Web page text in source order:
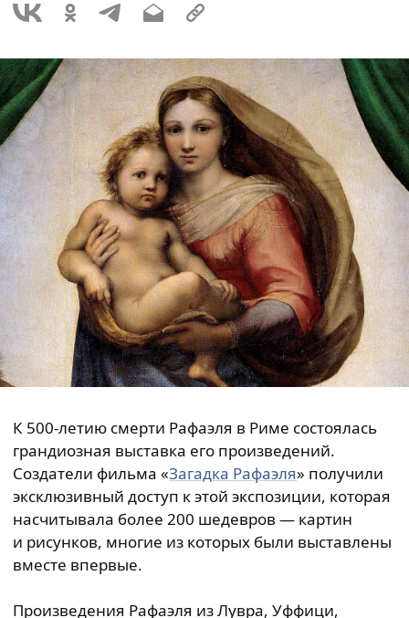
К 500-летию смерти Рафаэля в Риме состоялась
грандиозная выставка его произведений.
Создатели фильма «Загадка Рафаэля» получили
эксклюзивный доступ к этой экспозиции, которая
насчитывала более 200 шедевров — картин
и рисунков, многие из которых были выставлены
вместе впервые.
Произведения Рафаэля из Лувра, Уффици,